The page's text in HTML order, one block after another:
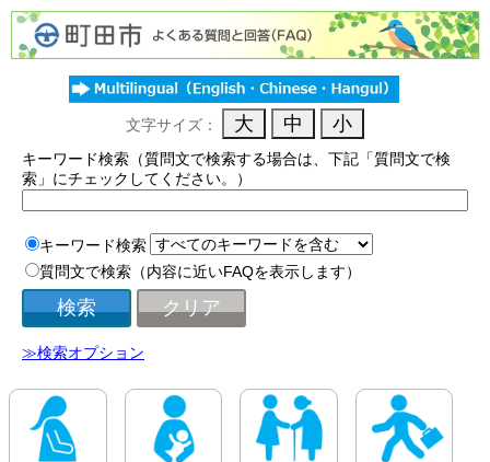
文字サイズ：
キーワード検索（質問文で検索する場合は、下記「質問文で検
索」にチェックしてください。）
キーワード検索
質問文で検索（内容に近いFAQを表示します）
≫検索オプション